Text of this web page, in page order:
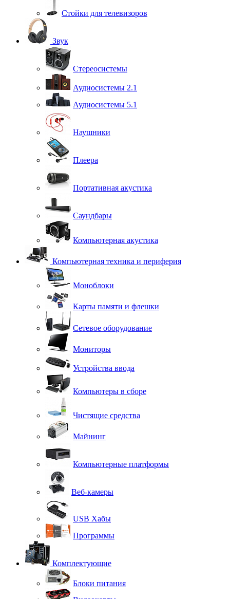
Стойки для телевизоров
Звук
Стереосистемы
Аудиосистемы 2.1
Аудиосистемы 5.1
Наушники
Плеера
Портативная акустика
Саундбары
Компьютерная акустика
Компьютерная техника и периферия
Моноблоки
Карты памяти и флешки
Сетевое оборудование
Мониторы
Устройства ввода
Компьютеры в сборе
Чистящие средства
Майнинг
Компьютерные платформы
Веб-камеры
USB Хабы
Программы
Комплектующие
Блоки питания